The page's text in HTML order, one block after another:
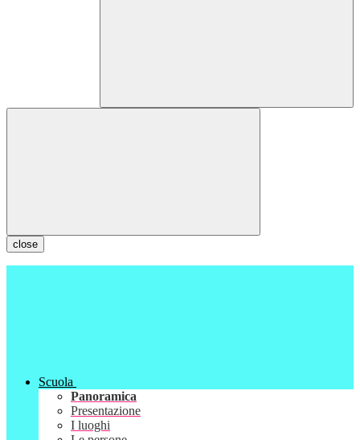
close
Scuola
Panoramica
Presentazione
I luoghi